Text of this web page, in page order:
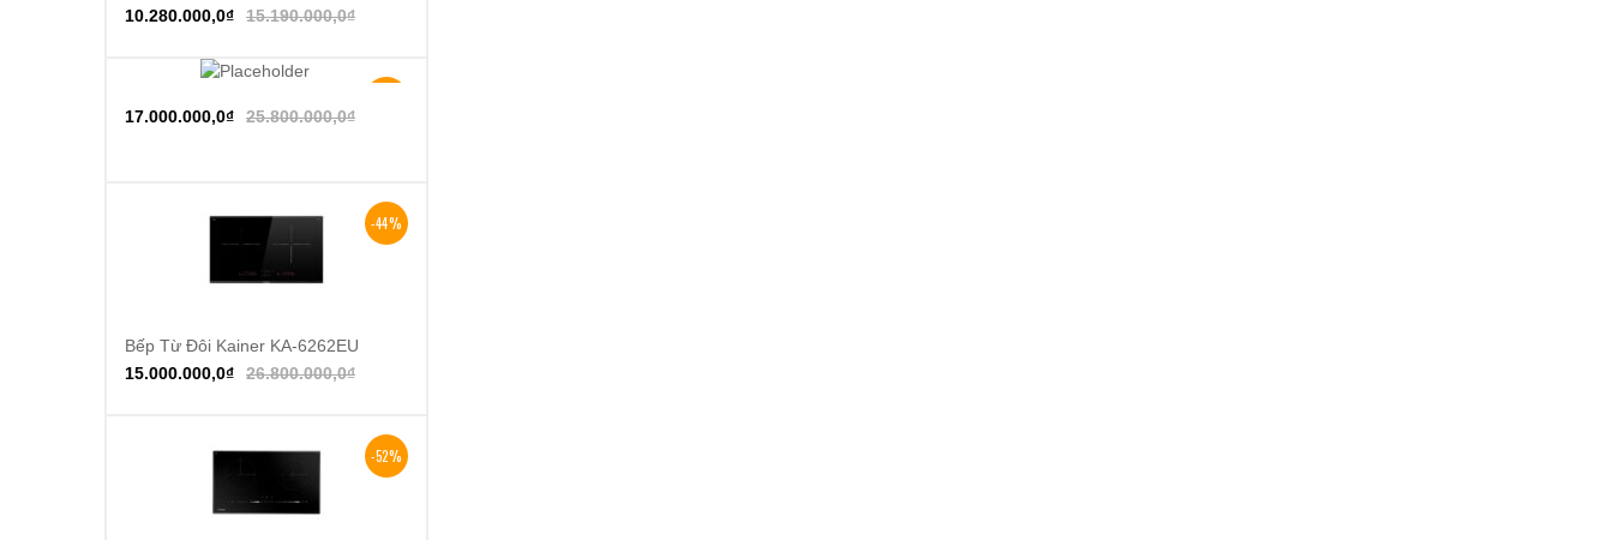
15.190.000,0₫
10.280.000,0₫
Thêm vào giỏ hàng
25.800.000,0₫
17.000.000,0₫
-44%
Thêm vào giỏ hàng
Bếp Từ Đôi Kainer KA-6262EU
26.800.000,0₫
15.000.000,0₫
-52%